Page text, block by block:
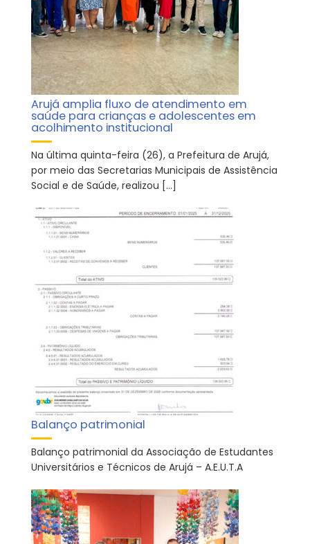
Arujá amplia fluxo de atendimento em
saúde para crianças e adolescentes em
acolhimento institucional
Na última quinta-feira (26), a Prefeitura de Arujá,
por meio das Secretarias Municipais de Assistência
Social e de Saúde, realizou […]
Balanço patrimonial
Balanço patrimonial da Associação de Estudantes
Universitários e Técnicos de Arujá – A.E.U.T.A